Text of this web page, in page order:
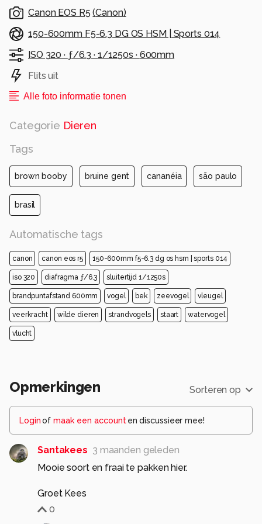
Een mooie gelegenheid om vliegbeelden te
maken.
Alle rechten voorbehouden
Canon EOS R5 (Canon)
150-600mm F5-6.3 DG OS HSM | Sports 014
ISO 320 · ƒ/6.3 · 1/1250s · 600mm
Flits uit
Alle foto informatie tonen
Categorie Dieren
Tags
brown booby bruine gent cananéia são paulo
brasil
Automatische tags
canon canon eos r5 150-600mm f5-6.3 dg os hsm | sports 014
iso 320 diafragma ƒ/6.3 sluitertijd 1/1250s
brandpuntafstand 600mm vogel bek zeevogel vleugel
veerkracht wilde dieren strandvogels staart watervogel
vlucht
Opmerkingen Sorteren op
Loginof maak een account en discussieer mee!
Santakees 3 maanden geleden
Mooie soort en fraai te pakken hier.
Groet Kees
0